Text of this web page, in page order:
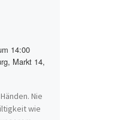
14:00
Markt 14,
Nie
wie